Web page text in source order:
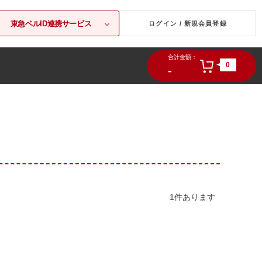
東急ベルID連携サービス ログイン / 新規会員登録
合計金額：
- 0
1件あります